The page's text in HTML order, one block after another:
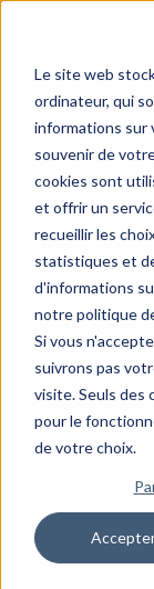
Le site web
ordinateur, qui
informations sur
souvenir de
cookies sont
et offrir un
recueillir les
statistiques et
d'informations
notre politique
Si vous
suivrons pas
visite. Seuls des
pour le
de votre choix.
Cybersécurité